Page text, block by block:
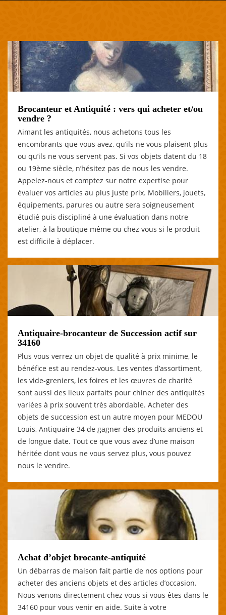
Brocanteur et Antiquité : vers qui acheter et/ou
vendre ?
Aimant les antiquités, nous achetons tous les
encombrants que vous avez, qu’ils ne vous plaisent plus
ou qu’ils ne vous servent pas. Si vos objets datent du 18
ou 19ème siècle, n’hésitez pas de nous les vendre.
Appelez-nous et comptez sur notre expertise pour
évaluer vos articles au plus juste prix. Mobiliers, jouets,
équipements, parures ou autre sera soigneusement
étudié puis discipliné à une évaluation dans notre
atelier, à la boutique même ou chez vous si le produit
est difficile à déplacer.
Antiquaire-brocanteur de Succession actif sur
34160
Plus vous verrez un objet de qualité à prix minime, le
bénéfice est au rendez-vous. Les ventes d’assortiment,
les vide-greniers, les foires et les œuvres de charité
sont aussi des lieux parfaits pour chiner des antiquités
variées à prix souvent très abordable. Acheter des
objets de succession est un autre moyen pour MEDOU
Louis, Antiquaire 34 de gagner des produits anciens et
de longue date. Tout ce que vous avez d’une maison
héritée dont vous ne vous servez plus, vous pouvez
nous le vendre.
Achat d’objet brocante-antiquité
Un débarras de maison fait partie de nos options pour
acheter des anciens objets et des articles d’occasion.
Nous venons directement chez vous si vous êtes dans le
34160 pour vous venir en aide. Suite à votre